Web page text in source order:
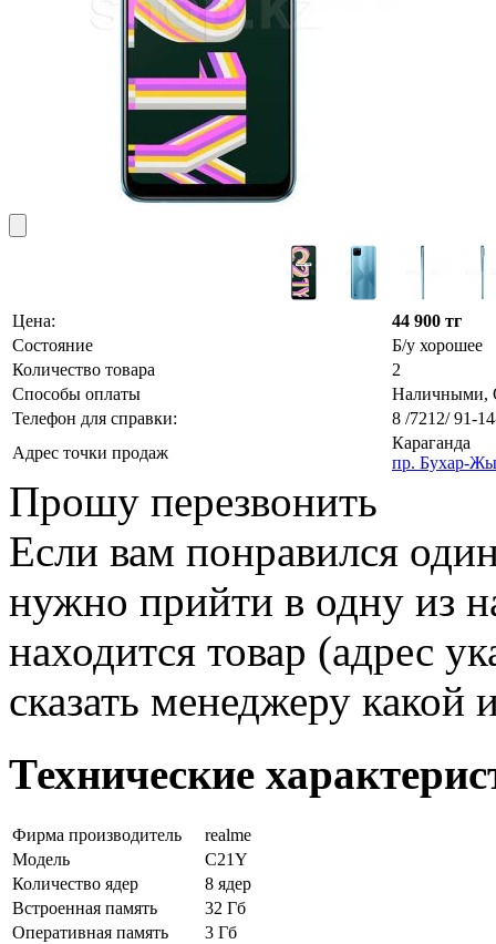
Цена:
44 900 тг
Состояние
Б/у хорошее
Количество товара
2
Способы оплаты
Наличными,
Телефон для справки:
8 /7212/ 91-
Адрес точки продаж
Караганда
пр. Бухар-
Прошу перезвонить
Если вам понравился
нужно прийти в одну из
находится товар (адрес
сказать менеджеру
Технические
Фирма производитель
realme
Модель
C21Y
Количество ядер
8 ядер
Встроенная память
32 Гб
Оперативная память
3 Гб